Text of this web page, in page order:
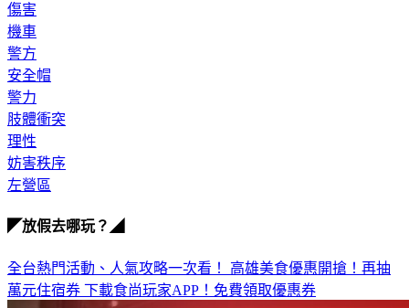
傷害
機車
警方
安全帽
警力
肢體衝突
理性
妨害秩序
左營區
◤放假去哪玩？◢
全台熱門活動、人氣攻略一次看！ 高雄美食優惠開搶！再抽
萬元住宿券 下載食尚玩家APP！免費領取優惠券